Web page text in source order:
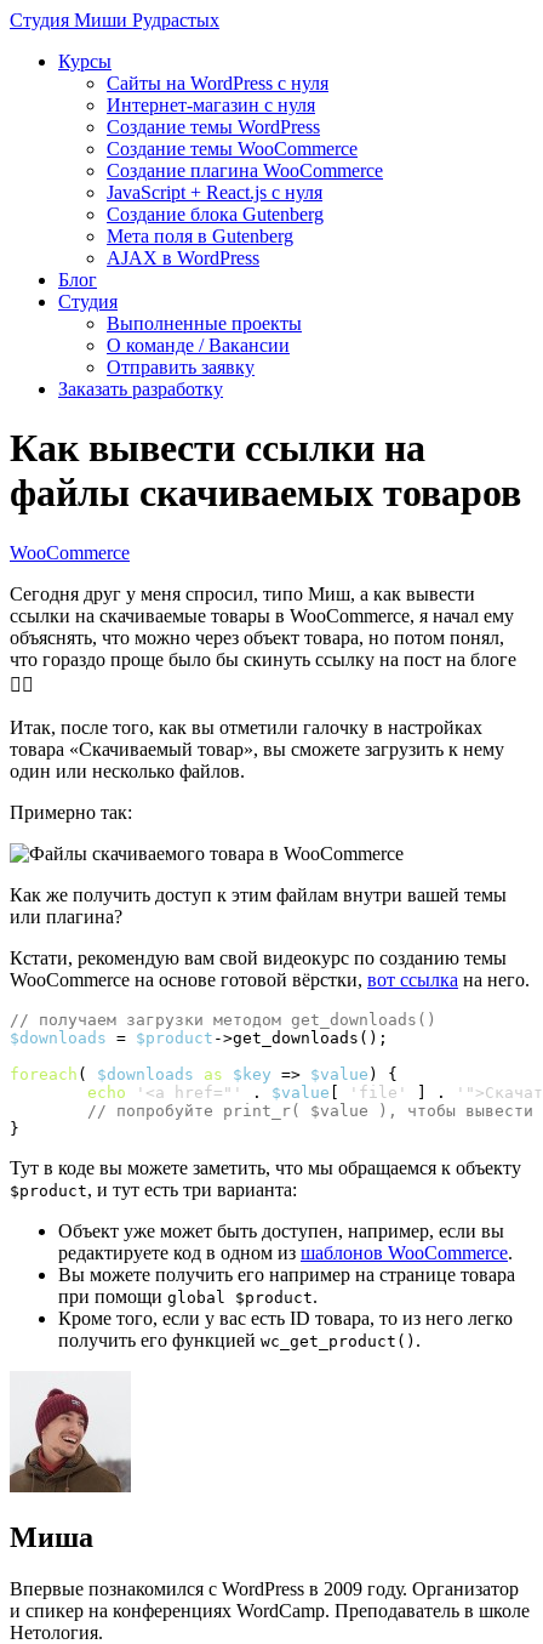
Студия Миши Рудрастых
Курсы
Сайты на WordPress с нуля
Интернет-магазин с нуля
Создание темы WordPress
Создание темы WooCommerce
Создание плагина WooCommerce
JavaScript + React.js с нуля
Создание блока Gutenberg
Мета поля в Gutenberg
AJAX в WordPress
Блог
Студия
Выполненные проекты
О команде / Вакансии
Отправить заявку
Заказать разработку
Как вывести ссылки на
файлы скачиваемых товаров
WooCommerce
Сегодня друг у меня спросил, типо Миш, а как вывести
ссылки на скачиваемые товары в WooCommerce, я начал ему
объяснять, что можно через объект товара, но потом понял,
что гораздо проще было бы скинуть ссылку на пост на блоге
💁‍♂️
Итак, после того, как вы отметили галочку в настройках
товара «Скачиваемый товар», вы сможете загрузить к нему
один или несколько файлов.
Примерно так:
Как же получить доступ к этим файлам внутри вашей темы
или плагина?
Кстати, рекомендую вам свой видеокурс по созданию темы
WooCommerce на основе готовой вёрстки, вот ссылка на него.
// получаем загрузки методом get_downloads()
$downloads = $product ->get_downloads ( ) ;
foreach ( $downloads as $key => $value )
{
echo
'<a href="' . $value 'file' .
// попробуйте print_r( $value ), чтобы вывести
}
Тут в коде вы можете заметить, что мы обращаемся к объекту
$product, и тут есть три варианта:
Объект уже может быть доступен, например, если вы
редактируете код в одном из шаблонов WooCommerce.
Вы можете получить его например на странице товара
при помощи global $product.
Кроме того, если у вас есть ID товара, то из него легко
получить его функцией wc_get_product() .
Миша
Впервые познакомился с WordPress в 2009 году. Организатор
и спикер на конференциях WordCamp. Преподаватель в школе
Нетология.